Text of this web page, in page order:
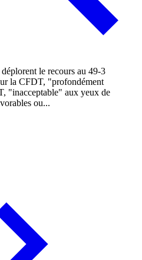
la CFDT, "profondément
"inacceptable" aux yeux de
ou...